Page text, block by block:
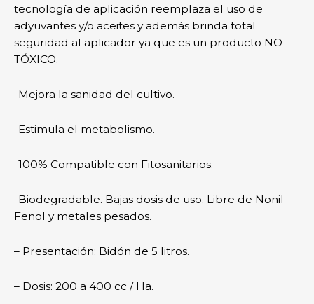
tecnología de aplicación reemplaza el uso de
adyuvantes y/o aceites y además brinda total
seguridad al aplicador ya que es un producto NO
TÓXICO.
-Mejora la sanidad del cultivo.
-Estimula el metabolismo.
-100% Compatible con Fitosanitarios.
-Biodegradable. Bajas dosis de uso. Libre de Nonil
Fenol y metales pesados.
– Presentación: Bidón de 5 litros.
– Dosis: 200 a 400 cc / Ha.